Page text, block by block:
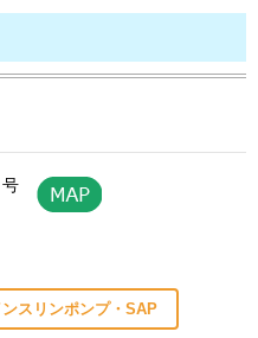
ンスリンポンプ・SAP